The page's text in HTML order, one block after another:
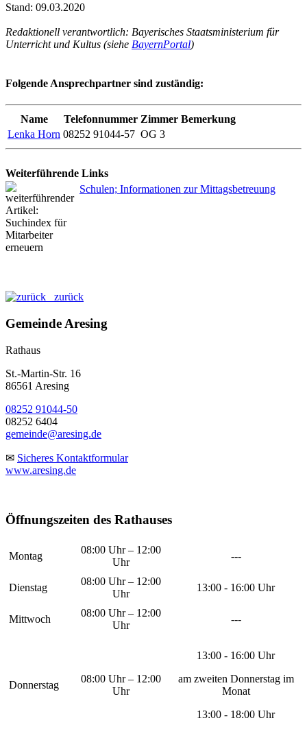
Stand: 09.03.2020
Redaktionell verantwortlich: Bayerisches Staatsministerium für
Unterricht und Kultus (siehe BayernPortal)
Folgende Ansprechpartner sind zuständig:
Name Telefonnummer Zimmer Bemerkung
Lenka Horn 08252 91044-57 OG 3
Weiterführende Links
Schulen; Informationen zur Mittagsbetreuung
zurück
Gemeinde Aresing
Rathaus
St.-Martin-Str. 16
86561 Aresing
08252 91044-50
08252 6404
gemeinde@aresing.de
✉ Sicheres Kontaktformular
www.aresing.de
Öffnungszeiten des Rathauses
Montag
08:00 Uhr – 12:00
Uhr
---
Dienstag
08:00 Uhr – 12:00
Uhr
13:00 - 16:00 Uhr
Mittwoch
08:00 Uhr – 12:00
Uhr
---
Donnerstag
08:00 Uhr – 12:00
Uhr
13:00 - 16:00 Uhr
am zweiten Donnerstag im
Monat
13:00 - 18:00 Uhr